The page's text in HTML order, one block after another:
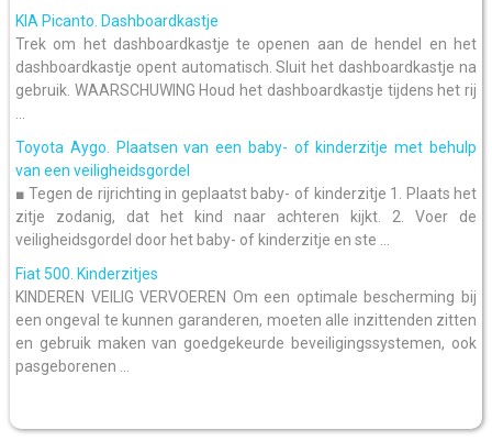
KIA Picanto. Dashboardkastje
Trek om het dashboardkastje te openen aan de hendel en het
dashboardkastje opent automatisch. Sluit het dashboardkastje na
gebruik. WAARSCHUWING Houd het dashboardkastje tijdens het rij
Toyota Aygo. Plaatsen van een baby- of kinderzitje met behulp
van een veiligheidsgordel
■ Tegen de rijrichting in geplaatst baby- of kinderzitje 1. Plaats het
zitje zodanig, dat het kind naar achteren kijkt. 2. Voer de
veiligheidsgordel door het baby- of kinderzitje en ste ...
Fiat 500. Kinderzitjes
KINDEREN VEILIG VERVOEREN Om een optimale bescherming bij
een ongeval te kunnen garanderen, moeten alle inzittenden zitten
en gebruik maken van goedgekeurde beveiligingssystemen, ook
pasgeborenen ...